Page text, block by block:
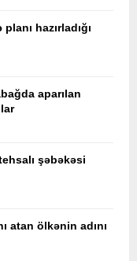
hazırladığı
aparılan
şəbəkəsi
atan ölkənin adını